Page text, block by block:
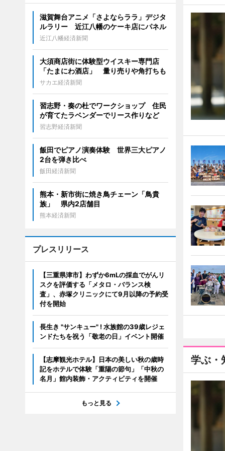
学ぶ・
滋賀舞台アニメ「さよならララ」デジタ
ルラリー 近江八幡のケーキ店にパネル
近江八幡経済新聞
大須商店街に体験型ウイスキー専門店
「たまにわ酒店」 量り売りや角打ちも
サカエ経済新聞
習志野・奏の杜でワークショップ 住民
が育てたラベンダーでリース作りなど
習志野経済新聞
飯田でピアノ演奏体験 世界三大ピアノ
2台を弾き比べ
飯田経済新聞
熊本・新市街に焼き鳥チェーン「鳥貴
族」 県内2店舗目
熊本経済新聞
プレスリリース
【三重県津市】わずか6mLの採血でがんリ
スクを評価する「メタロ・バランス検
査」、赤塚クリニックにて9月以降の予約受
付を開始
長生き "サンキュー" ! 水族館の39歳レジェ
ンドたちを祝う「敬老の日」イベント開催
【志摩観光ホテル】日本の美しい秋の歳時
記をホテルで体験「重陽の節句」「中秋の
名月」館内装飾・アクティビティを開催
もっと見る